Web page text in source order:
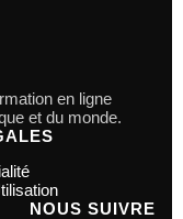
en ligne
et du monde.
NOUS SUIVRE